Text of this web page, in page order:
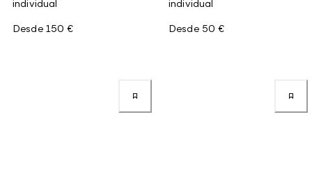
individual
Desde 150 €
individual
Desde 50 €